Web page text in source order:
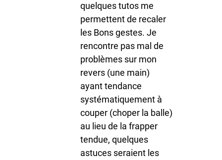
quelques tutos me
permettent de recaler
les Bons gestes. Je
rencontre pas mal de
problèmes sur mon
revers (une main)
ayant tendance
systématiquement à
couper (choper la balle)
au lieu de la frapper
tendue, quelques
astuces seraient les